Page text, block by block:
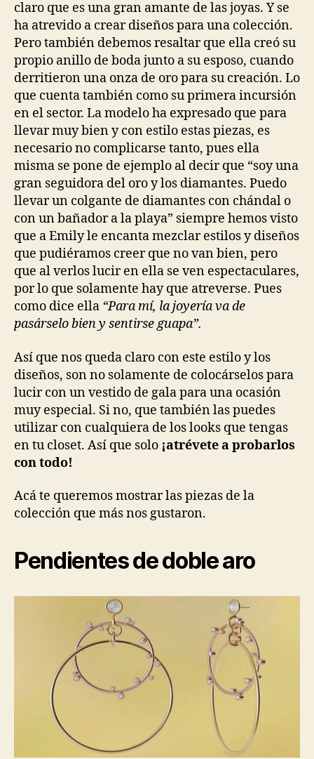
claro que es una gran amante de las joyas. Y se
ha atrevido a crear diseños para una colección.
Pero también debemos resaltar que ella creó su
propio anillo de boda junto a su esposo, cuando
derritieron una onza de oro para su creación. Lo
que cuenta también como su primera incursión
en el sector. La modelo ha expresado que para
llevar muy bien y con estilo estas piezas, es
necesario no complicarse tanto, pues ella
misma se pone de ejemplo al decir que “soy una
gran seguidora del oro y los diamantes. Puedo
llevar un colgante de diamantes con chándal o
con un bañador a la playa” siempre hemos visto
que a Emily le encanta mezclar estilos y diseños
que pudiéramos creer que no van bien, pero
que al verlos lucir en ella se ven espectaculares,
por lo que solamente hay que atreverse. Pues
como dice ella “Para mí, la joyería va de
pasárselo bien y sentirse guapa”.
Así que nos queda claro con este estilo y los
diseños, son no solamente de colocárselos para
lucir con un vestido de gala para una ocasión
muy especial. Si no, que también las puedes
utilizar con cualquiera de los looks que tengas
en tu closet. Así que solo ¡atrévete a probarlos
con todo!
Acá te queremos mostrar las piezas de la
colección que más nos gustaron.
Pendientes de doble aro